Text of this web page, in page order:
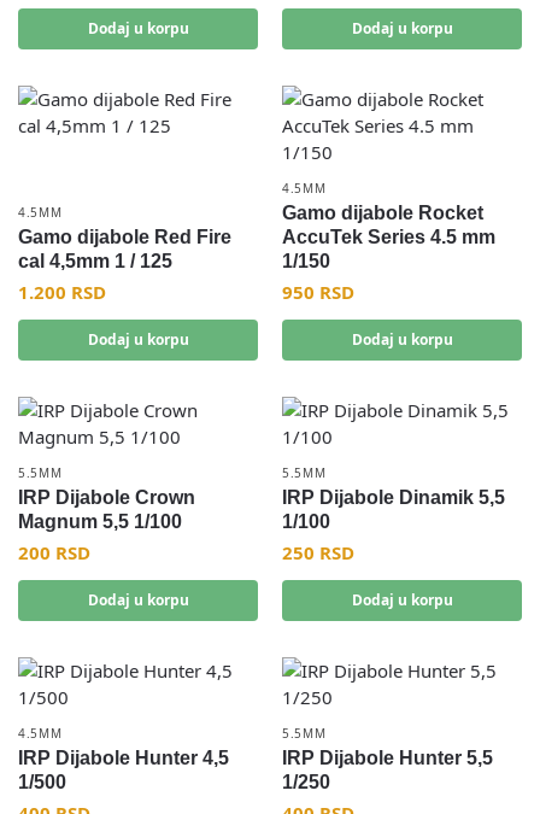
Dodaj u korpu Dodaj u korpu
4.5MM
Gamo dijabole Red Fire
cal 4,5mm 1 / 125
1.200 RSD
Dodaj u korpu
4.5MM
Gamo dijabole Rocket
AccuTek Series 4.5 mm
1/150
950 RSD
Dodaj u korpu
5.5MM
IRP Dijabole Crown
Magnum 5,5 1/100
200 RSD
Dodaj u korpu
5.5MM
IRP Dijabole Dinamik 5,5
1/100
250 RSD
Dodaj u korpu
4.5MM
IRP Dijabole Hunter 4,5
1/500
5.5MM
IRP Dijabole Hunter 5,5
1/250